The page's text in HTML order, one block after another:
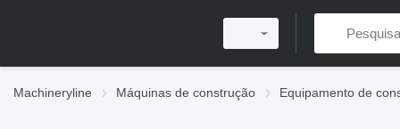
Machineryline Máquinas de construção Equipamento de